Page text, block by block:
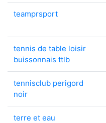
teamprsport
tennis de table loisir
buissonnais ttlb
tennisclub perigord
noir
terre et eau